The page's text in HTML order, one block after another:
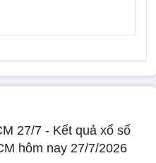
27/7 - Kết quả xổ số
hôm nay 27/7/2026